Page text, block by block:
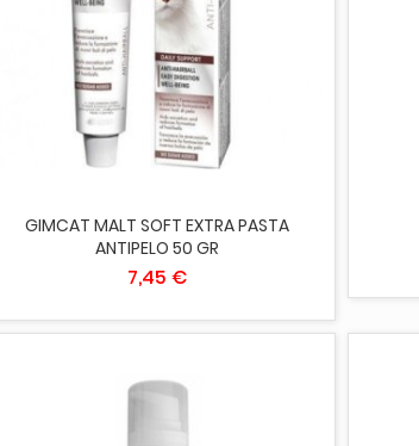
AGGIUNGI AL CARRELLO
GIMCAT MALT SOFT EXTRA PASTA
ANTIPELO 50 GR
7,45 €